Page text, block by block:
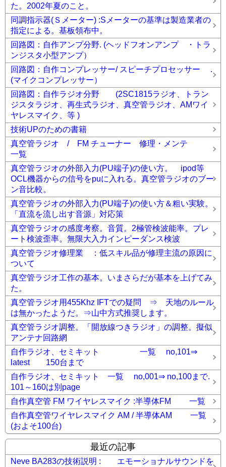
た。2002年夏のこと。
同調指示器(Ｓメーター) :Sメーターの基準は製造業者の
指定による。基板領布中。
回路図：自作アンプ分野. (ヘッドフオンアンプ ・トラ
ンジスタ小型アンプ）
回路図：自作コンプレッサー/ スピーチプロセッサー .
(マイクコンプレッサー）
回路図：自作ラジオ分野 (2SC1815ラジオ、トラン
ジスタラジオ、再生式ラジオ、真空管ラジオ、AMワイ
ヤレスマイク、等 )
技術UPのための書籍
真空管ラジオ / FM チューナー 修理・メンテ
一覧
真空管ラジオの外部入力(PU端子)の使い方。 ipod等
OCL機器からの信号をpuに入れる。真空管ラジオのブー
ン音比較。
真空管ラジオの外部入力(PU端子)の使い方＆粗い実験。
「直流を流し出す音源」対応策
真空管ラジオの感度考察。音質。2極管検波能率。プレ
ート検波歪率。無限大入力インピーダンス検波
真空管ラジオ修理業 ：低スキル品が修理主流の原因に
ついて
真空管ラジオ工作の基本。いまさらだが基本を上げてみ
た。
真空管ラジオ用455Khz IFTでの疑問 ⇒ 天地のルール
は無かったようだ。⇒山中方式推奨します。
真空管ラジオ調整。「開放線つきラジオ」の調整。擬似
アンテナ回路網
自作ラジオ、セミキット 一覧 no,101⇒
latest 150台まで
自作ラジオ、セミキット 一覧 no,001⇒ no,100まで.
101～160は別page
自作真空管 FM ワイヤレスマイク :半導体FM 一覧
自作真空管ワイヤレスマイク AM / 半導体AM 一覧
(およそ100台)
最近の記事
Neve BA283の技術説明 : エモーショナルサウンドを